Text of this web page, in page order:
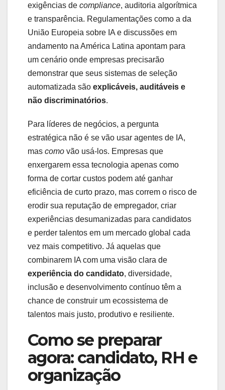
exigências de compliance, auditoria algorítmica
e transparência. Regulamentações como a da
União Europeia sobre IA e discussões em
andamento na América Latina apontam para
um cenário onde empresas precisarão
demonstrar que seus sistemas de seleção
automatizada são explicáveis, auditáveis e
não discriminatórios.
Para líderes de negócios, a pergunta
estratégica não é se vão usar agentes de IA,
mas como vão usá-los. Empresas que
enxergarem essa tecnologia apenas como
forma de cortar custos podem até ganhar
eficiência de curto prazo, mas correm o risco de
erodir sua reputação de empregador, criar
experiências desumanizadas para candidatos
e perder talentos em um mercado global cada
vez mais competitivo. Já aquelas que
combinarem IA com uma visão clara de
experiência do candidato, diversidade,
inclusão e desenvolvimento contínuo têm a
chance de construir um ecossistema de
talentos mais justo, produtivo e resiliente.
Como se preparar
agora: candidato, RH e
organização